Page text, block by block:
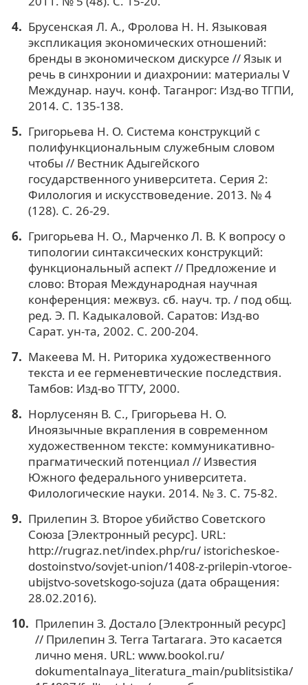
Брусенская Л. А., Фролова Н. Н. Языковая
экспликация экономических отношений:
бренды в экономическом дискурсе // Язык и
речь в синхронии и диахронии: материалы V
Междунар. науч. конф. Таганрог: Изд-во ТГПИ,
2014. С. 135-138.
Григорьева Н. О. Система конструкций с
полифункциональным служебным словом
чтобы // Вестник Адыгейского
государственного университета. Серия 2:
Филология и искусствоведение. 2013. № 4
(128). С. 26-29.
Григорьева Н. О., Марченко Л. В. К вопросу о
типологии синтаксических конструкций:
функциональный аспект // Предложение и
слово: Вторая Международная научная
конференция: межвуз. сб. науч. тр. / под общ.
ред. Э. П. Кадыкаловой. Саратов: Изд-во
Сарат. ун-та, 2002. С. 200-204.
Макеева М. Н. Риторика художественного
текста и ее герменевтические последствия.
Тамбов: Изд-во ТГТУ, 2000.
Норлусенян В. С., Григорьева Н. О.
Иноязычные вкрапления в современном
художественном тексте: коммуникативно-
прагматический потенциал // Известия
Южного федерального университета.
Филологические науки. 2014. № 3. С. 75-82.
Прилепин З. Второе убийство Советского
Союза [Электронный ресурс]. URL:
http://rugraz.net/index.php/ru/ istoricheskoe-
dostoinstvo/sovjet-union/1408-z-prilepin-vtoroe-
ubijstvo-sovetskogo-sojuza (дата обращения:
28.02.2016).
Прилепин З. Достало [Электронный ресурс]
// Прилепин З. Terra Tartarara. Это касается
лично меня. URL: www.bookol.ru/
dokumentalnaya_literatura_main/publitsistika/